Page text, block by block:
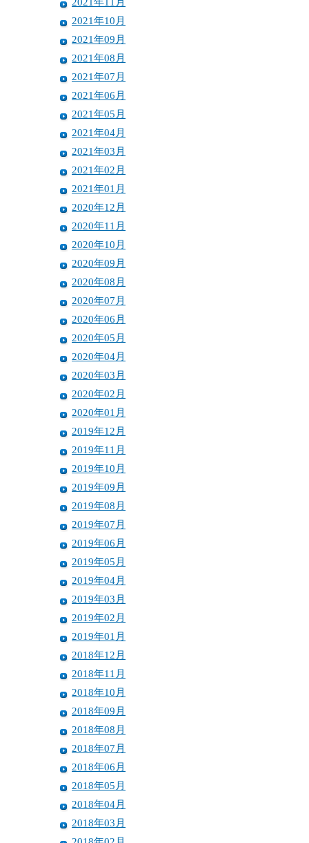
2021年10月
2021年09月
2021年08月
2021年07月
2021年06月
2021年05月
2021年04月
2021年03月
2021年02月
2021年01月
2020年12月
2020年11月
2020年10月
2020年09月
2020年08月
2020年07月
2020年06月
2020年05月
2020年04月
2020年03月
2020年02月
2020年01月
2019年12月
2019年11月
2019年10月
2019年09月
2019年08月
2019年07月
2019年06月
2019年05月
2019年04月
2019年03月
2019年02月
2019年01月
2018年12月
2018年11月
2018年10月
2018年09月
2018年08月
2018年07月
2018年06月
2018年05月
2018年04月
2018年03月